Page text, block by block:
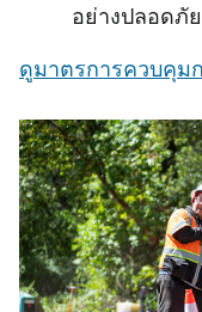
อย่างปลอดภัย
ดูมาตรการควบคุม